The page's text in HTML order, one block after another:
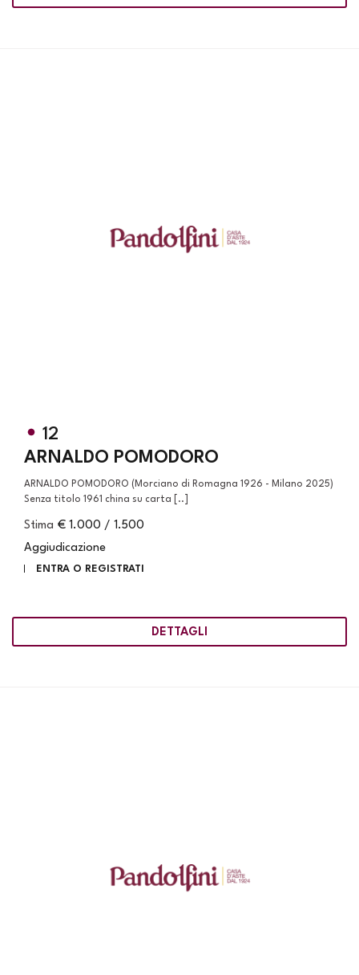
12
ARNALDO POMODORO
ARNALDO POMODORO (Morciano di Romagna 1926 - Milano 2025)
Senza titolo 1961 china su carta [..]
Stima € 1.000 / 1.500
Aggiudicazione
ENTRA O REGISTRATI
DETTAGLI